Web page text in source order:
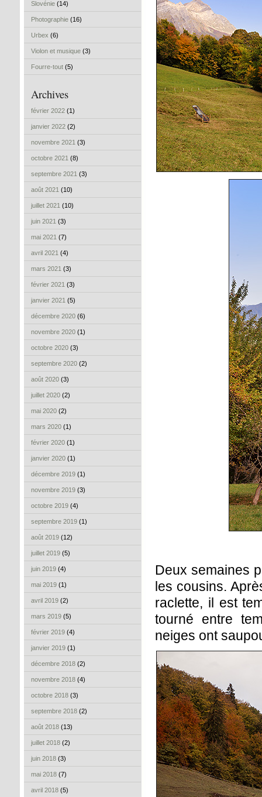
Slovénie (14)
Photographie (16)
Urbex (6)
Violon et musique (3)
Fourre-tout (5)
Archives
février 2022 (1)
janvier 2022 (2)
novembre 2021 (3)
octobre 2021 (8)
septembre 2021 (3)
août 2021 (10)
juillet 2021 (10)
juin 2021 (3)
mai 2021 (7)
avril 2021 (4)
mars 2021 (3)
février 2021 (3)
janvier 2021 (5)
décembre 2020 (6)
novembre 2020 (1)
octobre 2020 (3)
septembre 2020 (2)
août 2020 (3)
juillet 2020 (2)
mai 2020 (2)
mars 2020 (1)
février 2020 (1)
janvier 2020 (1)
décembre 2019 (1)
novembre 2019 (3)
octobre 2019 (4)
septembre 2019 (1)
août 2019 (12)
juillet 2019 (5)
juin 2019 (4)
mai 2019 (1)
avril 2019 (2)
mars 2019 (5)
février 2019 (4)
janvier 2019 (1)
décembre 2018 (2)
novembre 2018 (4)
octobre 2018 (3)
septembre 2018 (2)
août 2018 (13)
juillet 2018 (2)
juin 2018 (3)
mai 2018 (7)
avril 2018 (5)
Deux semaines
les cousins.
raclette, il est
tourné entre
neiges ont